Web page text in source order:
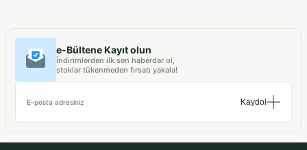
e-Bültene Kayıt olun
İndirimlerden ilk sen haberdar ol,
stoklar tükenmeden fırsatı yakala!
E-posta adresiniz Kaydol